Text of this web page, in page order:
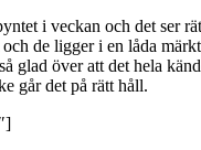
i veckan och det ser
de ligger i en låda
glad över att det hela
går det på rätt håll.